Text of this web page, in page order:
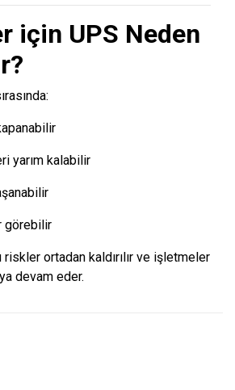
için UPS Neden
yarım kalabilir
görebilir
ortadan kaldırılır ve işletmeler
devam eder.